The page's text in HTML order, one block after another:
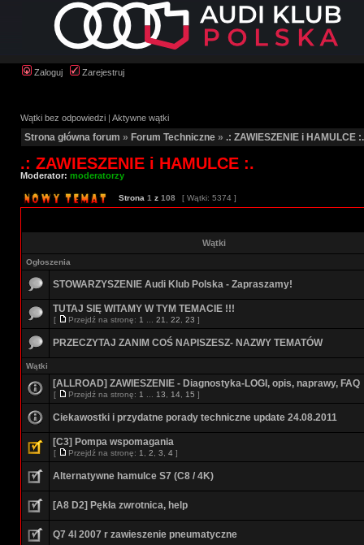
Zaloguj Zarejestruj
Wątki bez odpowiedzi | Aktywne wątki
Strona główna forum » Forum Techniczne » .: ZAWIESZENIE i HAMULCE :.
.: ZAWIESZENIE i HAMULCE :.
Moderator: moderatorzy
Strona 1 z 108 [ Wątki: 5374 ]
Wątki
Ogłoszenia
STOWARZYSZENIE Audi Klub Polska - Zapraszamy!
TUTAJ SIĘ WITAMY W TYM TEMACIE !!!
[ Przejdź na stronę: 1 21 22 23 ]
PRZECZYTAJ ZANIM COŚ NAPISZESZ- NAZWY TEMATÓW
Wątki
[ALLROAD] ZAWIESZENIE - Diagnostyka-LOGI, opis, naprawy, FAQ
[ Przejdź na stronę: 1 13 14 15 ]
Ciekawostki i przydatne porady techniczne update 24.08.2011
[C3] Pompa wspomagania
[ Przejdź na stronę: 1 2 3 4 ]
Alternatywne hamulce S7 (C8 / 4K)
[A8 D2] Pękła zwrotnica, help
Q7 4l 2007 r zawieszenie pneumatyczne